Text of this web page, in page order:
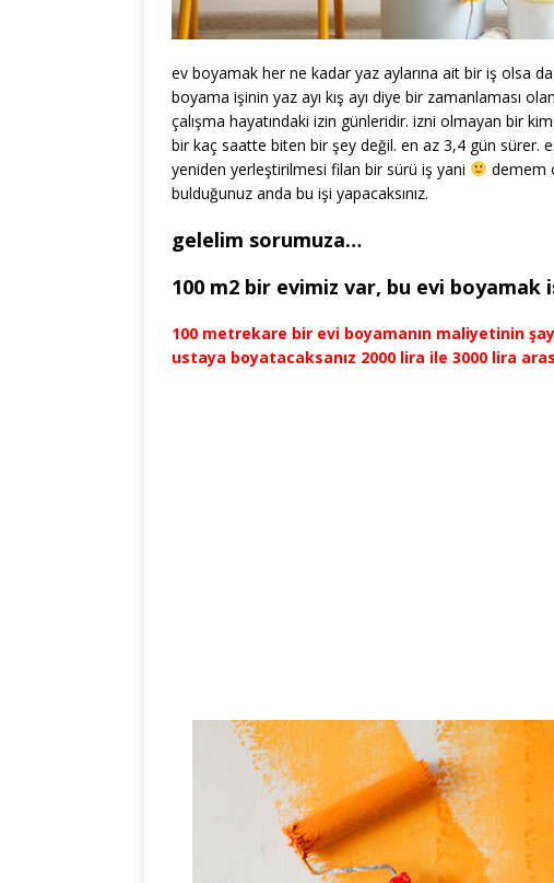
ev boyamak her ne kadar yaz aylarına ait bir iş olsa
boyama işinin yaz ayı kış ayı diye bir zamanlaması
çalışma hayatındaki izin günleridir. izni olmayan bir
bir kaç saatte biten bir şey değil. en az 3,4 gün sürer.
yeniden yerleştirilmesi filan bir sürü iş yani
demem
bulduğunuz anda bu işi yapacaksınız.
gelelim sorumuza…
100 m2 bir evimiz var, bu evi boyamak
100 metrekare bir evi boyamanın maliyetinin
ustaya boyatacaksanız 2000 lira ile 3000 lira